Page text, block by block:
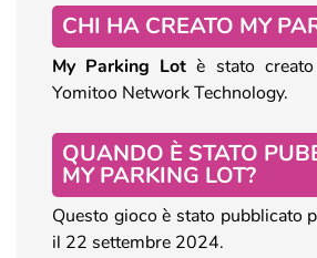
CHI HA CREATO MY
My Parking Lot è stato
Yomitoo Network Technology.
QUANDO È STATO
MY PARKING LOT?
Questo gioco è stato pubblicato
il 22 settembre 2024.